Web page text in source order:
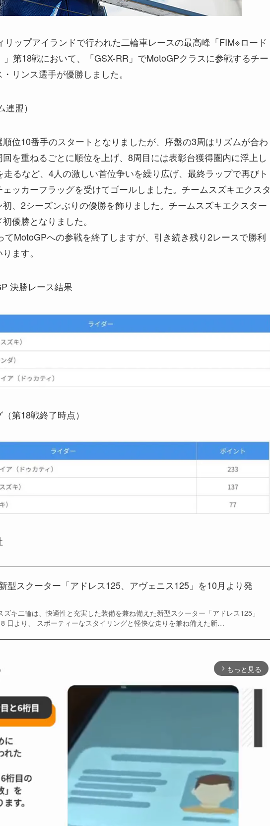
ップアイランドで行われた二輪車レースの最高峰「FIM※ロード
第18戦において、「GSX-RR」でMotoGPクラスに参戦するチー
リンス選手が優勝しました。
盟）
位10番手のスタートとなりましたが、序盤の3周はリズムが合わ
を重ねるごとに順位を上げ、8周目には表彰台獲得圏内に浮上し
るなど、4人の激しい首位争いを繰り広げ、最終ラップで再びト
ッカーフラッグを受けてゴールしました。チームスズキエクス
、2シーズンぶりの優勝を飾りました。チームスズキエクスター
優勝となりました。
てMotoGPへの参戦を終了しますが、引き続き残り2レースで勝利
ます。
決勝レース結果
第18戦終了時点）
型スクーター「アドレス125、アヴェニス125」を10月より発
ズキ二輪は、快適性と充実した装備を兼ね備えた新型スクーター「アドレス125」
日より、 スポーティーなスタイリングと軽快な走りを兼ね備えた新…
arrow_forward_ios もっと見る